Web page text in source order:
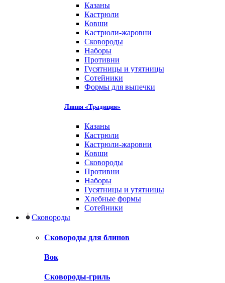
Казаны
Кастрюли
Ковши
Кастрюли-жаровни
Сковороды
Наборы
Противни
Гусятницы и утятницы
Сотейники
Формы для выпечки
Линия «Традиция»
Казаны
Кастрюли
Кастрюли-жаровни
Ковши
Сковороды
Противни
Наборы
Гусятницы и утятницы
Хлебные формы
Сотейники
Сковороды
Сковороды для блинов
Вок
Сковороды-гриль